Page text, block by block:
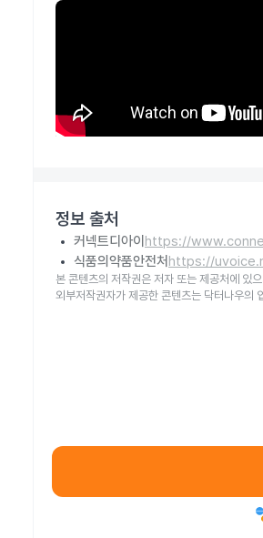
정보 출처
커넥트디아이 https://
식품의약품안전처 https://
본 콘텐츠의 저작권은 저자 또는 제공처에 있
외부저작권자가 제공한 콘텐츠는 닥터나우의